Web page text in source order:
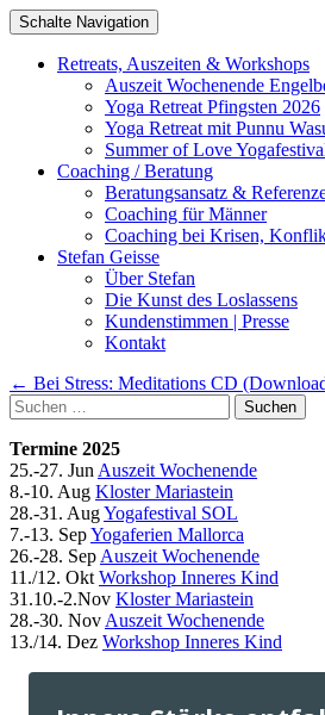
Schalte Navigation
Zum
Retreats, Auszeiten & Workshops
Auszeit Wochenende
Yoga Retreat Pfingsten 2026
Yoga Retreat mit Punnu
Summer of Love
Coaching / Beratung
Beratungsansatz &
Coaching für Männer
Coaching bei Krisen,
Stefan Geisse
Über Stefan
Die Kunst des Loslassens
Kundenstimmen | Presse
Kontakt
Artikel-
Navigation
← Bei Stress: Meditations CD
Suchen
nach:
Termine 2025
25.-27. Jun Auszeit Wochenende
8.-10. Aug Kloster Mariastein
28.-31. AugYogafestival SOL
7.-13. SepYogaferien Mallorca
26.-28. Sep Auszeit Wochenende
11./12. Okt Workshop Inneres Kind
31.10.-2.Nov Kloster Mariastein
28.-30. Nov Auszeit Wochenende
13./14. Dez Workshop Inneres Kind